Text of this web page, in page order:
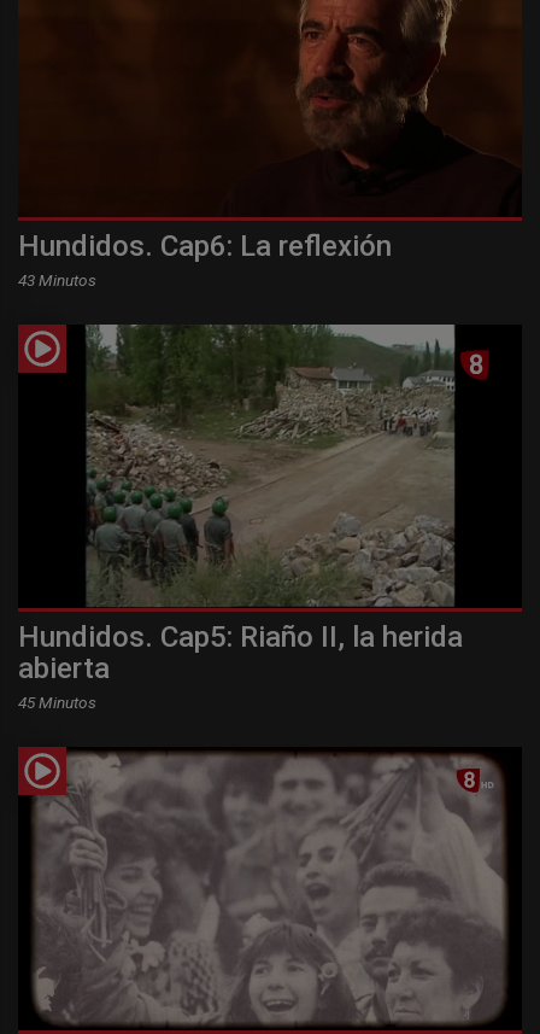
Hundidos. Cap6: La reflexión
43 Minutos
Hundidos. Cap5: Riaño II, la herida
abierta
45 Minutos